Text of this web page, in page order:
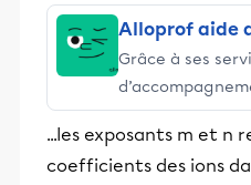
Alloprof aide
Grâce à ses
stimulants,
et leurs parents
éducative.
...les exposants m et n
coefficients des ions